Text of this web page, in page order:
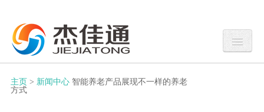
主页 > 新闻中心智能养老产品展现不一样的养老
方式